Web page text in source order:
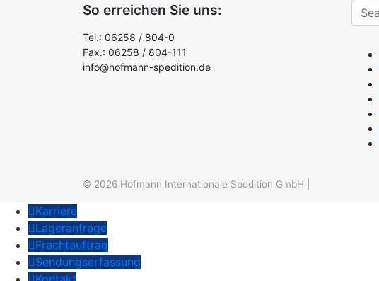
So erreichen Sie uns:
Tel.: 06258 / 804-0
Fax.: 06258 / 804-111
info@hofmann-spedition.de
© 2026 Hofmann Internationale Spedition GmbH
Karriere
Lageranfrage
Frachtauftrag
Sendungserfassung